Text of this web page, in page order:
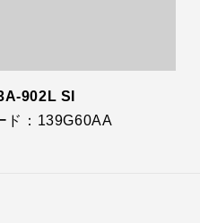
902L SI
ド：139G60AA